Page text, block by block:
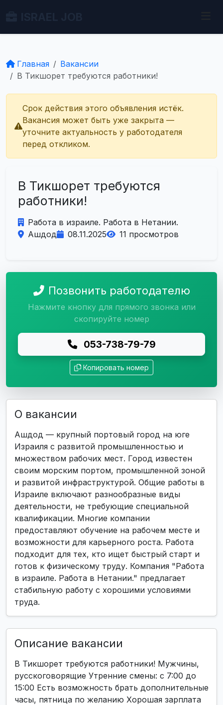
Главная
Вакансии
В Тикшорет требуются работники!
Срок действия этого объявления истёк.
Вакансия может быть уже закрыта —
уточните актуальность у работодателя
перед откликом.
В Тикшорет требуются
работники!
Работа в израиле. Работа в Нетании.
Ашдод
08.11.2025 11 просмотров
Позвонить работодателю
Нажмите кнопку для прямого звонка или
скопируйте номер
053-738-79-79
Копировать номер
О вакансии
Ашдод — крупный портовый город на юге
Израиля с развитой промышленностью и
множеством рабочих мест. Город известен
своим морским портом, промышленной зоной
и развитой инфраструктурой. Общие работы в
Израиле включают разнообразные виды
деятельности, не требующие специальной
квалификации. Многие компании
предоставляют обучение на рабочем месте и
возможности для карьерного роста. Работа
подходит для тех, кто ищет быстрый старт и
готов к физическому труду. Компания "Работа
в израиле. Работа в Нетании." предлагает
стабильную работу с хорошими условиями
труда.
Описание вакансии
В Тикшорет требуются работники! Мужчины,
русскоговорящие Утренние смены: с 7:00 до
15:00 Есть возможность брать дополнительные
часы, пятница по желанию Хорошая зарплата